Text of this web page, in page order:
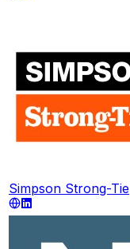
Simpson Strong-Tie